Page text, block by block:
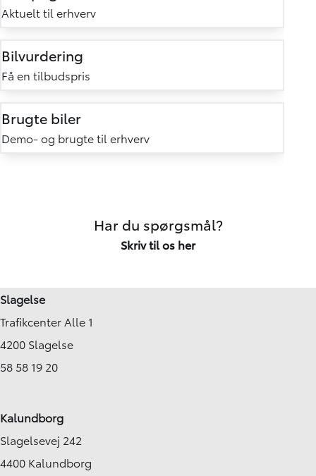
Aktuelt til erhverv
Bilvurdering
Få en tilbudspris
Brugte biler
Demo- og brugte til erhverv
Har du spørgsmål?
Skriv til os her
Slagelse
Trafikcenter Alle 1
4200 Slagelse
58 58 19 20
Kalundborg
Slagelsevej 242
4400 Kalundborg